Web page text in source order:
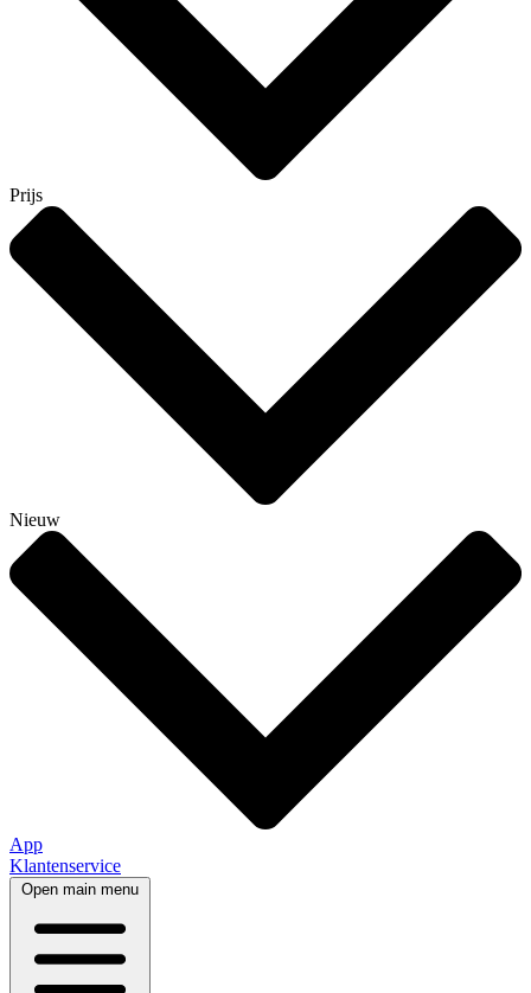
Prijs
Nieuw
App
Klantenservice
Open main menu